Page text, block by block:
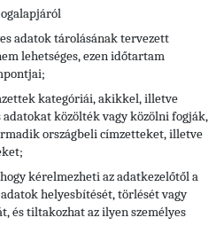
adatok tárolásának tervezett
lehetséges, ezen időtartam
kategóriái, akikkel, illetve
adatokat közölték vagy közölni fogják,
országbeli címzetteket, illetve
kérelmezheti az adatkezelőtől a
helyesbítését, törlését vagy
és tiltakozhat az ilyen személyes